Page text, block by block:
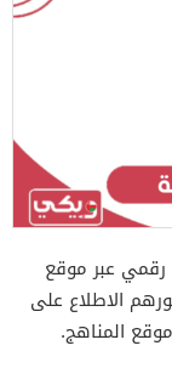
رقمي عبر موقع
الاطلاع على
المناهج.